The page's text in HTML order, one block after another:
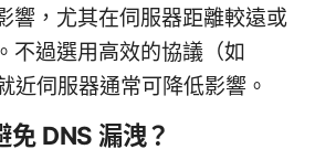
響，尤其在伺服器距離較遠或
不過選用高效的協議（如
近伺服器通常可降低影響。
免 DNS 漏洩？